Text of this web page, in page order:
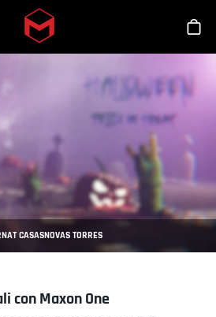
Skip to main content
CASASNOVAS TORRES
con Maxon One